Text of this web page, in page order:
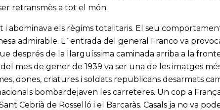
retransmès a tot el món.
i abominava els règims totalitaris. El seu
admirable. L´entrada del general Franco va
després de la llarguíssima caminada arriba a la
mes de gener de 1939 va ser una de les imatges
dones, criatures i soldats republicans desarmats
bombardejaven les carreteres. Un cop a
Cebrià de Rosselló i el Barcaràs. Casals ja no va